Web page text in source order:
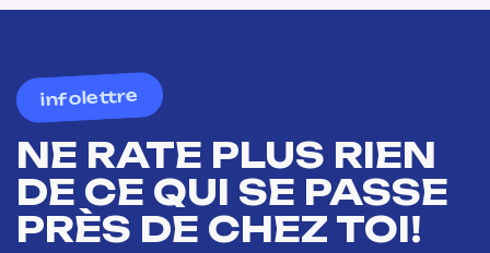
infolettre
NE RATE PLUS RIEN
DE CE QUI SE PASSE
PRÈS DE CHEZ TOI!